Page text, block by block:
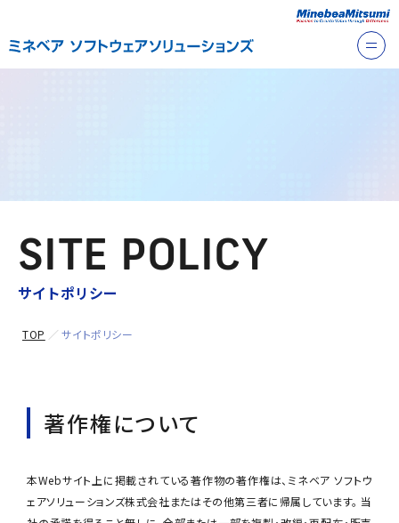
SITE POLICY
サイトポリシー
TOP サイトポリシー
著作権について
本Webサイト上に掲載されている著作物の著作権は、ミネベア ソフトウ
ェアソリューションズ株式会社またはその他第三者に帰属しています。 当